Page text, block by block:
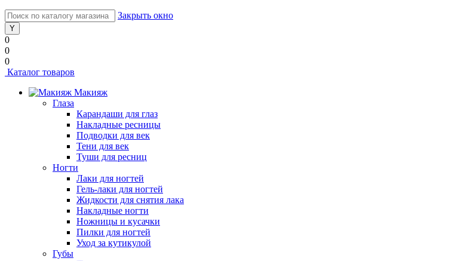
Закрыть окно
0
0
0
Каталог товаров
Макияж
Глаза
Карандаши для глаз
Накладные ресницы
Подводки для век
Тени для век
Туши для ресниц
Ногти
Лаки для ногтей
Гель-лаки для ногтей
Жидкости для снятия лака
Накладные ногти
Ножницы и кусачки
Пилки для ногтей
Уход за кутикулой
Губы